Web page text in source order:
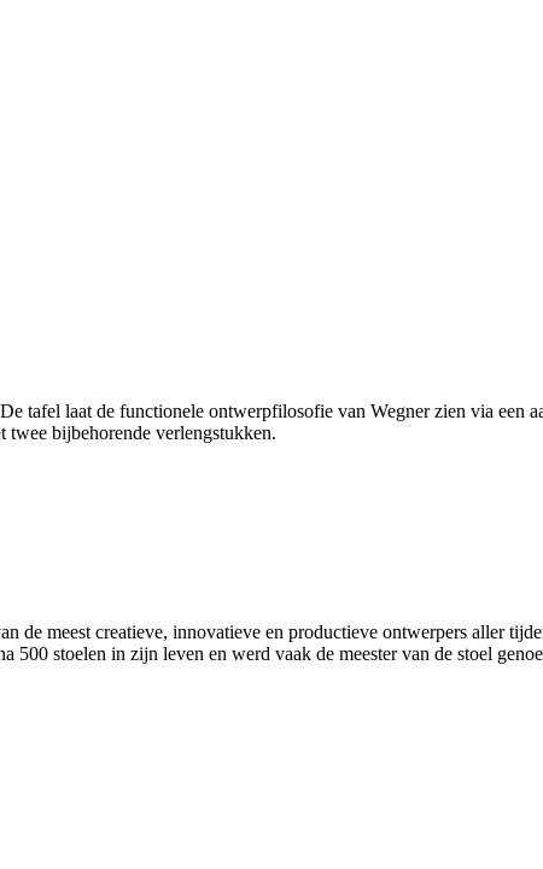
tafel laat de functionele ontwerpfilosofie van Wegner zien via een
twee bijbehorende verlengstukken.
de meest creatieve, innovatieve en productieve ontwerpers aller
500 stoelen in zijn leven en werd vaak de meester van de stoel